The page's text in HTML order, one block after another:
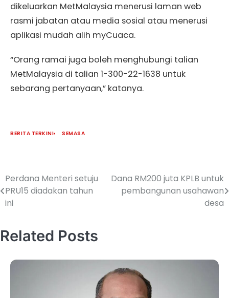
dikeluarkan MetMalaysia menerusi laman web
rasmi jabatan atau media sosial atau menerusi
aplikasi mudah alih myCuaca.
“Orang ramai juga boleh menghubungi talian
MetMalaysia di talian 1-300-22-1638 untuk
sebarang pertanyaan,” katanya.
BERITA TERKINI SEMASA
Perdana Menteri setuju
PRU15 diadakan tahun
ini
Dana RM200 juta KPLB untuk
pembangunan usahawan
desa
Related Posts